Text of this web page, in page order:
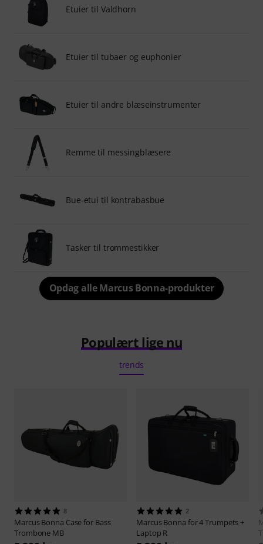
Etuier til Valdhorn
Etuier til tubaer og euphonier
Etuier til andre blæseinstrumenter
Remme til messingblæsere
Bue-etui til kontrabasbue
Tasker til trommestikker
Opdag alle Marcus Bonna-produkter
Populært lige nu
trends
8
Marcus Bonna Case for Bass
Trombone MB
2
Marcus Bonna for 4 Trumpets +
Laptop R